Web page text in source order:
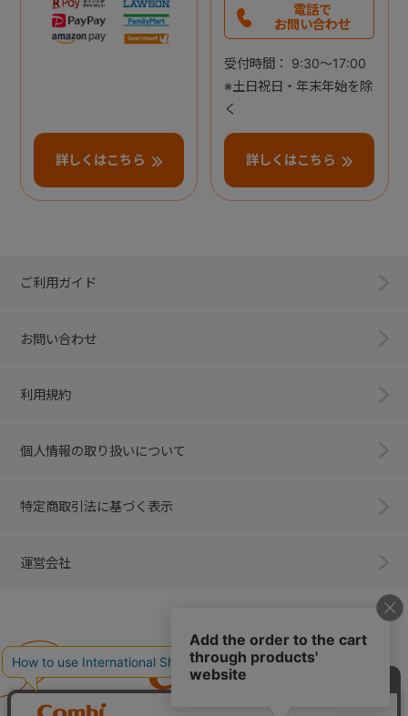
詳しくはこちら
電話で
お問い合わせ
受付時間： 9:30～17:00
※土日祝日・年末年始を除
く
詳しくはこちら
ご利用ガイド
お問い合わせ
利用規約
個人情報の取り扱いについて
特定商取引法に基づく表示
運営会社